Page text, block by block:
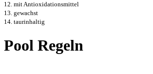
12. mit Antioxidationsmittel
13. gewachst
14. taurinhaltig
Pool Regeln